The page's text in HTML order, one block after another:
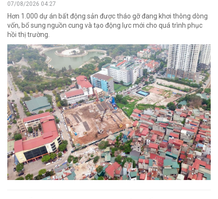
07/08/2026 04:27
Hơn 1.000 dự án bất động sản được tháo gỡ đang khơi thông dòng
vốn, bổ sung nguồn cung và tạo động lực mới cho quá trình phục
hồi thị trường.